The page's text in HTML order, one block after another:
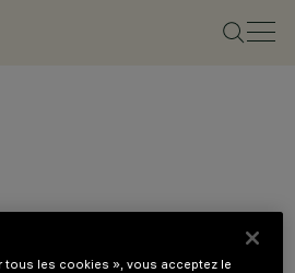
tous les cookies », vous acceptez le